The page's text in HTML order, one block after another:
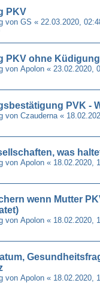
PKV
von GS « 22.03.2020,
PKV ohne
von Apolon « 23.02.2020,
PVK -
von Czauderna «
was
von Apolon « 18.02.2020,
wenn Mutter
von Apolon « 18.02.2020,
von Apolon « 18.02.2020,